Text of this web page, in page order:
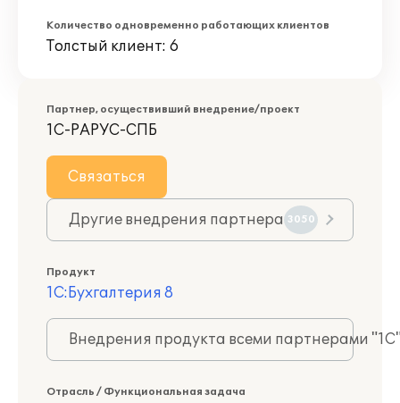
Количество одновременно работающих клиентов
Толстый клиент: 6
Партнер, осуществивший внедрение/проект
1С-РАРУС-СПБ
Связаться
Другие внедрения партнера 3050
Продукт
1С:Бухгалтерия 8
Внедрения продукта всеми партнерами
Отрасль / Функциональная задача